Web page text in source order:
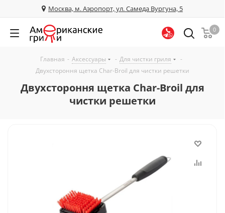
Москва, м. Аэропорт, ул. Самеда Вургуна, 5
0
Главная - Аксессуары - Для чистки гриля
-
Двухстороння щетка Char-Broil для чистки решетки
Двухстороння щетка Char-Broil для
чистки решетки